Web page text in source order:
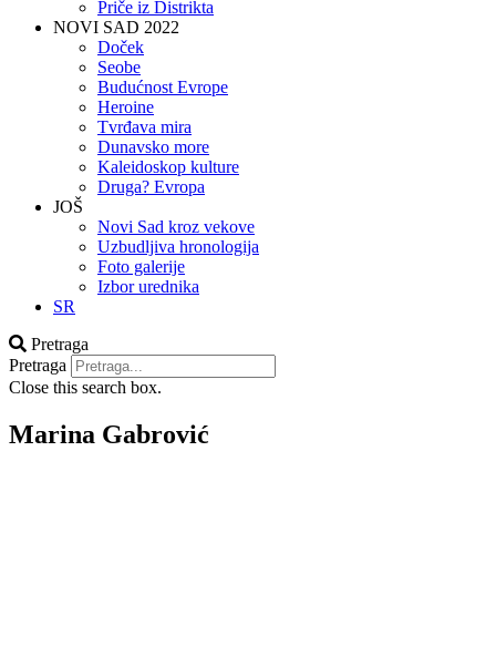
Priče iz Distrikta
NOVI SAD 2022
Doček
Seobe
Budućnost Evrope
Heroine
Tvrđava mira
Dunavsko more
Kaleidoskop kulture
Druga? Evropa
JOŠ
Novi Sad kroz vekove
Uzbudljiva hronologija
Foto galerije
Izbor urednika
SR
Pretraga
Pretraga
Close this search box.
Marina Gabrović